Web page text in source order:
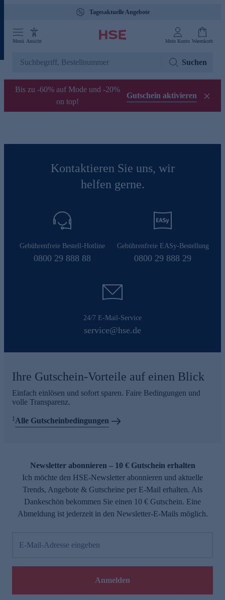
Tagesaktuelle Angebote
Menü Ansicht Mein Konto Warenkorb
Suchen
Bis zu -60% auf Mode und -20%
on top!
Gutschein aktivieren
Kontaktieren Sie uns, wir
helfen gerne.
Gebührenfreie Bestell-Hotline
0800 29 888 88
Gebührenfreie EASy-Bestellung
0800 29 888 29
24/7 E-Mail-Service
service@hse.de
Ihre Gutschein-Vorteile auf einen Blick
Einfach einlösen und sofort sparen. Faire Bedingungen und
volle Transparenz.
1Alle Gutscheinbedingungen
Newsletter abonnieren – 10 € Gutschein erhalten
Ich möchte den HSE-Newsletter abonnieren und aktuelle
Trends, Angebote & Gutscheine per E-Mail erhalten. Als
Dankeschön bekommen Sie einen 10 € Gutschein. Eine
Abmeldung ist jederzeit in den Newsletter-E-Mails möglich.
E-Mail-Adresse eingeben
Anmelden